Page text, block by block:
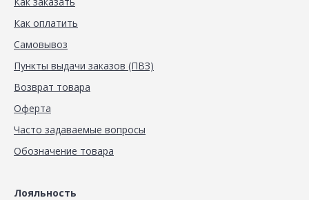
Как оплатить
Самовывоз
Пункты выдачи заказов (ПВЗ)
Возврат товара
Оферта
Часто задаваемые вопросы
Обозначение товара
Лояльность